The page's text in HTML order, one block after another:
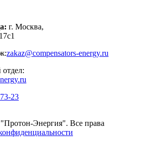
г. Москва,
zakaz@compensators-energy.ru
23
Энергия". Все права